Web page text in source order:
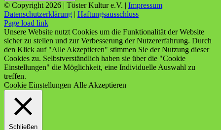
© Copyright 2026 | Töster Kultur e.V. | Impressum |
Datenschutzerklärung | Haftungsausschluss
Facebook
X
Instagram
YouTube
Page load link
Unsere Website nutzt Cookies um die Funktionalität der Website
sicher zu stellen und zur Verbesserung der Nutzererfahrung. Durch
den Klick auf "Alle Akzeptieren" stimmen Sie der Nutzung dieser
Cookies zu. Selbstverständlich haben sie über die "Cookie
Einstellungen" die Möglichkeit, eine Individuelle Auswahl zu
treffen.
Cookie Einstellungen Alle Akzeptieren
Schließen